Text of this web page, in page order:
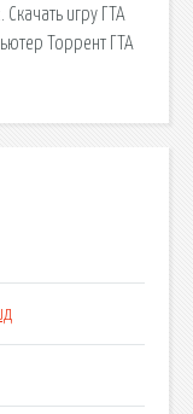
игру ГТА
Торрент ГТА